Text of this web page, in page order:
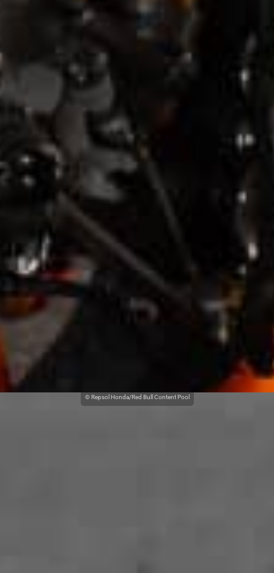
© Repsol Honda/Red Bull Content Pool